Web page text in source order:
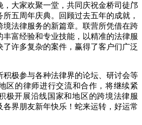
，大家欢聚一堂，共同庆祝金桥司徒邝
所五周年庆典。回顾过去五年的成就，
境法律服务的新篇章。联营所凭借在跨
富经验和专业技能，以精准的法律服
许多复杂的案件，赢得了客户们广泛
积极参与各种法律界的论坛、研讨会等
区的律师进行交流和合作，将继续紧
极开展沿线国家和地区的跨境法律服
界朋友新年快乐！蛇来运转，好运常